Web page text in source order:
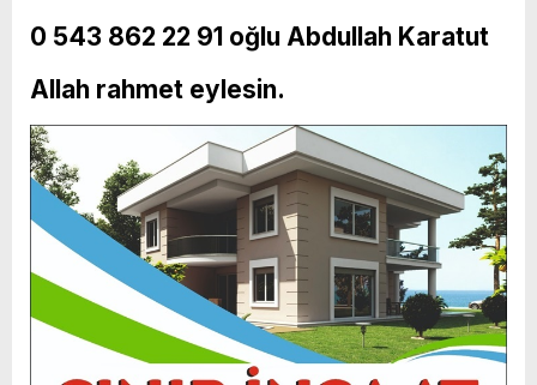
0 543 862 22 91 oğlu Abdullah Karatut
Allah rahmet eylesin.